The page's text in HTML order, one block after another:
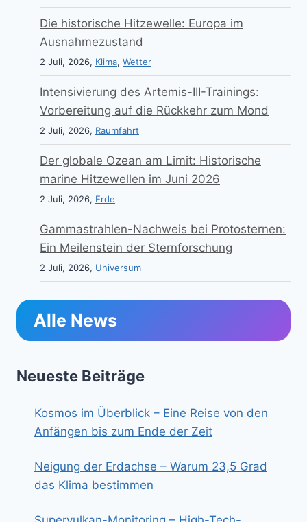
Die historische Hitzewelle: Europa im
Ausnahmezustand
2 Juli, 2026, Klima, Wetter
Intensivierung des Artemis-III-Trainings:
Vorbereitung auf die Rückkehr zum Mond
2 Juli, 2026, Raumfahrt
Der globale Ozean am Limit: Historische
marine Hitzewellen im Juni 2026
2 Juli, 2026, Erde
Gammastrahlen-Nachweis bei Protosternen:
Ein Meilenstein der Sternforschung
2 Juli, 2026, Universum
Alle News
Neueste Beiträge
Kosmos im Überblick – Eine Reise von den
Anfängen bis zum Ende der Zeit
Neigung der Erdachse – Warum 23,5 Grad
das Klima bestimmen